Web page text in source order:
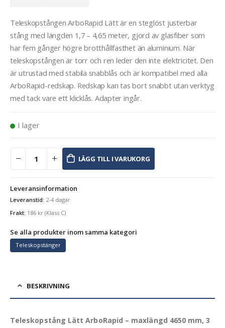
Teleskopstången ArboRapid Lätt är en steglöst justerbar
stång med längden 1,7 – 4,65 meter, gjord av glasfiber som
har fem gånger högre brotthållfasthet än aluminium. När
teleskopstången är torr och ren leder den inte elektricitet. Den
är utrustad med stabila snabblås och är kompatibel med alla
ArboRapid-redskap. Redskap kan tas bort snabbt utan verktyg
med tack vare ett klicklås. Adapter ingår.
I lager
LÄGG TILL I VARUKORG
Leveransinformation
Leveranstid: 2-4 dagar
Frakt: 186 kr (Klass C)
Se alla produkter inom samma kategori
Teleskopstänger
BESKRIVNING
Teleskopstång Lätt ArboRapid – maxlängd 4650 mm, 3